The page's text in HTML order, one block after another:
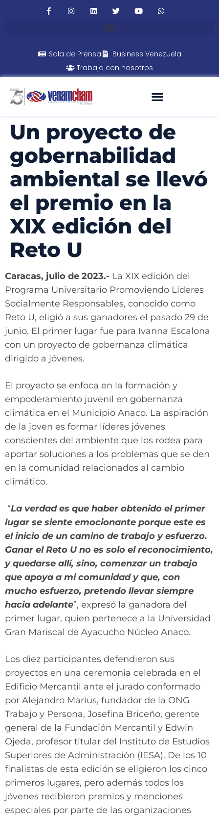
Sala de Prensa
Business Venezuela
Trabaja con nosotros
Un proyecto de
gobernabilidad
ambiental se llevó
el premio en la
XIX edición del
Reto U
Caracas, julio de 2023.- La XIX edición del
Programa Universitario Promoviendo Líderes
Socialmente Responsables, conocido como
Reto U, eligió a sus ganadores el pasado 29 de
junio. El primer lugar fue para Ivanna Escalona
con un proyecto de gobernanza climática
dirigido a jóvenes.
El proyecto se enfoca en la formación y
empoderamiento juvenil en gobernanza
climática en el Municipio Anaco. La aspiración
de la joven es formar líderes jóvenes
conscientes del ambiente que los rodea para
aportar soluciones a los problemas que se den
en la comunidad relacionados al cambio
climático.
“La verdad es que haber obtenido el primer
lugar se siente emocionante porque este es
el inicio de un camino de trabajo y esfuerzo.
Ganar el Reto U no es solo el reconocimiento,
y quedarse allí, sino, comenzar un trabajo
que apoya a mi comunidad y que, con
mucho esfuerzo, pretendo llevar siempre
hacia adelante”, expresó la ganadora del
primer lugar, quien pertenece a la Universidad
Gran Mariscal de Ayacucho Núcleo Anaco.
Los diez participantes defendieron sus
proyectos en una ceremonia celebrada en el
Edificio Mercantil ante el jurado conformado
por Alejandro Marius, fundador de la ONG
Trabajo y Persona, Josefina Briceño, gerente
general de la Fundación Mercantil y Edwin
Ojeda, profesor titular del Instituto de Estudios
Superiores de Administración (IESA). De los 10
finalistas de esta edición se eligieron los cinco
primeros lugares, pero además todos los
jóvenes recibieron premios y menciones
especiales por parte de las organizaciones